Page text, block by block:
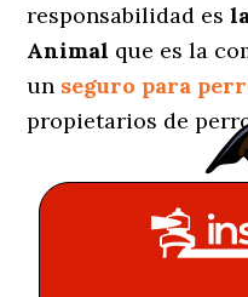
responsabilidad es
Animal que es la
un seguro para
propietarios de